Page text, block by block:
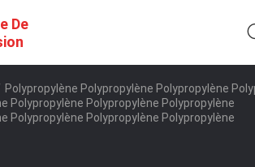
De
Polypropylène Polypropylène Polypropylène
Polypropylène Polypropylène Polypropylène
Polypropylène Polypropylène Polypropylène